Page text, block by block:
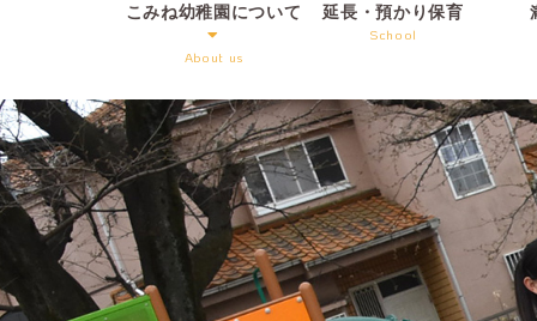
こみね幼稚園 について
About us
延長・預かり保育
School